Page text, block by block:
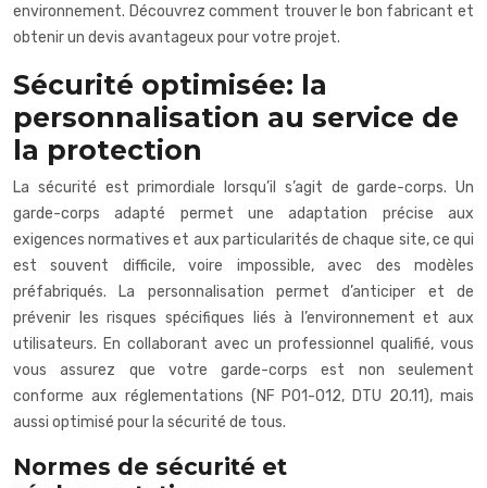
environnement. Découvrez comment trouver le bon fabricant et
obtenir un devis avantageux pour votre projet.
Sécurité optimisée: la
personnalisation au service de
la protection
La sécurité est primordiale lorsqu’il s’agit de garde-corps. Un
garde-corps adapté permet une adaptation précise aux
exigences normatives et aux particularités de chaque site, ce qui
est souvent difficile, voire impossible, avec des modèles
préfabriqués. La personnalisation permet d’anticiper et de
prévenir les risques spécifiques liés à l’environnement et aux
utilisateurs. En collaborant avec un professionnel qualifié, vous
vous assurez que votre garde-corps est non seulement
conforme aux réglementations (NF P01-012, DTU 20.11), mais
aussi optimisé pour la sécurité de tous.
Normes de sécurité et